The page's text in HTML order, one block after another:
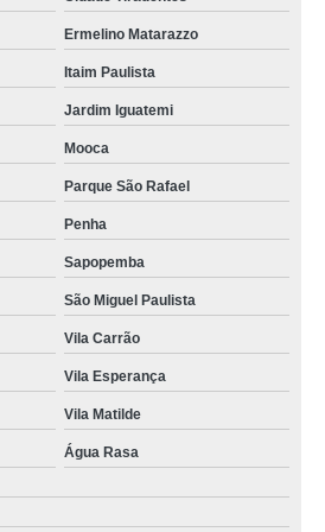
da fábrica Parque São Rafael
Maria
da fábrica Ermelino Matarazzo
Lapa
cobertura Tremembé
maciço Jaraguá
Ermelino Matarazzo
Itaim Paulista
Jardim Iguatemi
Mooca
Parque São Rafael
Penha
Sapopemba
São Miguel Paulista
Vila Carrão
Vila Esperança
Vila Matilde
Água Rasa